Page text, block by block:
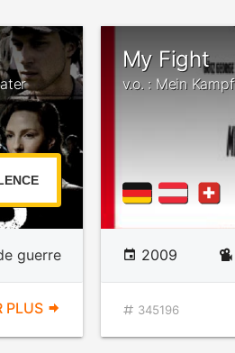
guerre
PLUS
My Fight
v.o. : Mein Kampf
2009
345196